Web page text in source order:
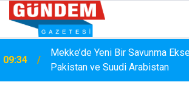
15:33 YANGIN RİSKİNE KARŞI